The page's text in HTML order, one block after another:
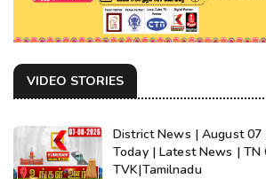
VIDEO STORIES
District News | August 07
Today | Latest News | TN
TVK|Tamilnadu